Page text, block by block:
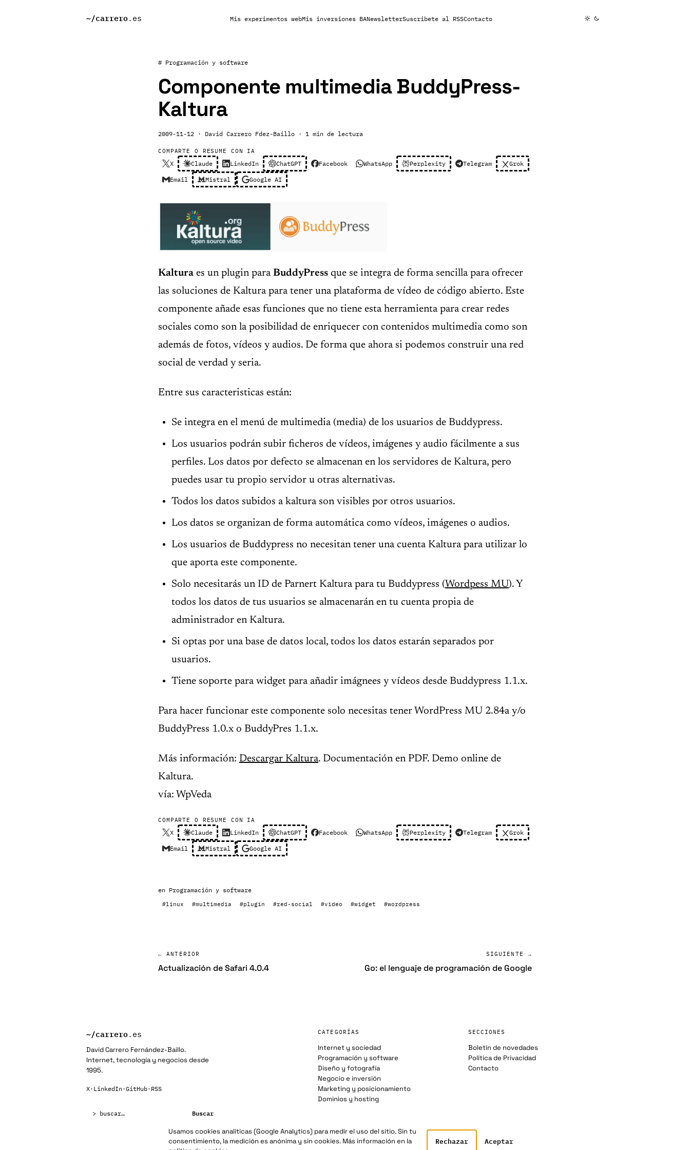
~/carrero.es Mis experimentos webMis inversiones BANewsletterSuscribete al RSSContacto
# Programación y software
Componente multimedia BuddyPress-
Kaltura
2009-11-12 · David Carrero Fdez-Baillo · 1 min de lectura
COMPARTE O RESUME CON IA
X Claude LinkedIn ChatGPT Facebook WhatsApp Perplexity Telegram Grok
Email Mistral Google AI
Kaltura es un plugin para BuddyPress que se integra de forma sencilla para ofrecer
las soluciones de Kaltura para tener una plataforma de vídeo de código abierto. Este
componente añade esas funciones que no tiene esta herramienta para crear redes
sociales como son la posibilidad de enriquecer con contenidos multimedia como son
además de fotos, vídeos y audios. De forma que ahora si podemos construir una red
social de verdad y seria.
Entre sus caracteristicas están:
Se integra en el menú de multimedia (media) de los usuarios de Buddypress.
Los usuarios podrán subir ficheros de vídeos, imágenes y audio fácilmente a sus
perfiles. Los datos por defecto se almacenan en los servidores de Kaltura, pero
puedes usar tu propio servidor u otras alternativas.
Todos los datos subidos a kaltura son visibles por otros usuarios.
Los datos se organizan de forma automática como vídeos, imágenes o audios.
Los usuarios de Buddypress no necesitan tener una cuenta Kaltura para utilizar lo
que aporta este componente.
Solo necesitarás un ID de Parnert Kaltura para tu Buddypress (Wordpess MU). Y
todos los datos de tus usuarios se almacenarán en tu cuenta propia de
administrador en Kaltura.
Si optas por una base de datos local, todos los datos estarán separados por
usuarios.
Tiene soporte para widget para añadir imágnees y vídeos desde Buddypress 1.1.x.
Para hacer funcionar este componente solo necesitas tener WordPress MU 2.84a y/o
BuddyPress 1.0.x o BuddyPres 1.1.x.
Más información: Descargar Kaltura. Documentación en PDF. Demo online de
Kaltura.
vía: WpVeda
COMPARTE O RESUME CON IA
X Claude LinkedIn ChatGPT Facebook WhatsApp Perplexity Telegram Grok
Email Mistral Google AI
en Programación y software
#linux #multimedia #plugin #red-social #video #widget #wordpress
← ANTERIOR
Actualización de Safari 4.0.4
SIGUIENTE →
Go: el lenguaje de programación de Google
~/carrero.es
David Carrero Fernández-Baillo.
Internet, tecnología y negocios desde
1995.
X· LinkedIn·GitHub· RSS
Buscar
CATEGORÍAS
Internet y sociedad
Programación y software
Diseño y fotografía
Negocio e inversión
Marketing y posicionamiento
Dominios y hosting
SECCIONES
Boletín de novedades
Política de Privacidad
Contacto
Usamos cookies analíticas (Google Analytics) para medir el uso del sitio. Sin tu
consentimiento, la medición es anónima y sin cookies. Más información en la
Rechazar Aceptar